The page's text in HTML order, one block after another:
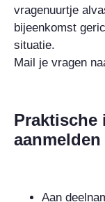
vragenuurtje
bijeenkomst
situatie.
Mail je vragen
Praktische
aanmelden
Aan